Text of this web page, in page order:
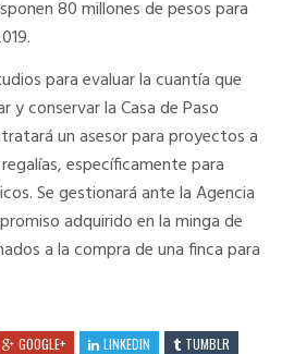
80 millones de pesos para
para evaluar la cuantía que
y conservar la Casa de Paso
un asesor para proyectos a
específicamente para
Se gestionará ante la Agencia
adquirido en la minga de
a la compra de una finca para
GOOGLE+ LINKEDIN
TUMBLR